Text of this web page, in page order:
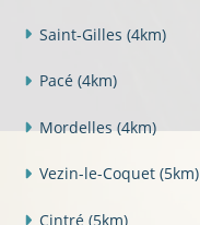
Saint-Gilles (4km)
Pacé (4km)
Mordelles (4km)
Vezin-le-Coquet (5km)
Cintré (5km)